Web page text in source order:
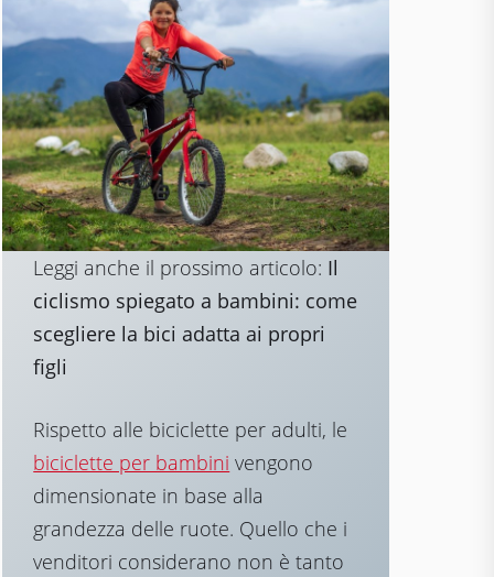
Leggi anche il prossimo articolo: Il
ciclismo spiegato a bambini: come
scegliere la bici adatta ai propri
figli
Rispetto alle biciclette per adulti, le
biciclette per bambini vengono
dimensionate in base alla
grandezza delle ruote. Quello che i
venditori considerano non è tanto